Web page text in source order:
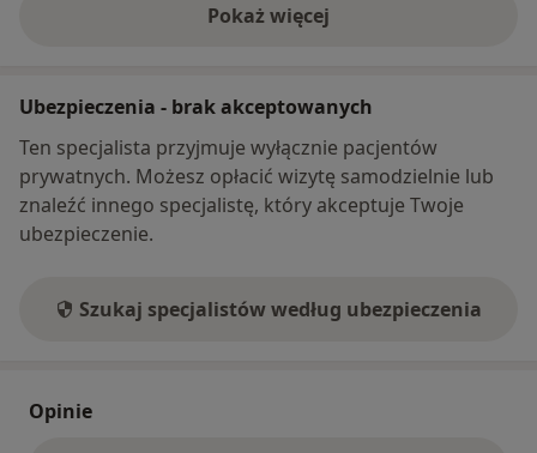
Pokaż więcej
o adresie
Ubezpieczenia - brak akceptowanych
Ten specjalista przyjmuje wyłącznie pacjentów
prywatnych. Możesz opłacić wizytę samodzielnie lub
znaleźć innego specjalistę, który akceptuje Twoje
ubezpieczenie.
Szukaj specjalistów według ubezpieczenia
Opinie